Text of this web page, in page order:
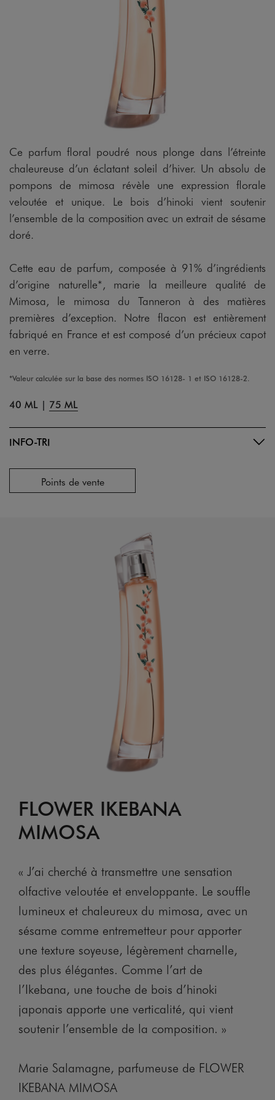
Ce parfum floral poudré nous plonge dans l’étreinte
chaleureuse d’un éclatant soleil d’hiver. Un absolu de
pompons de mimosa révèle une expression florale
veloutée et unique. Le bois d’hinoki vient soutenir
l’ensemble de la composition avec un extrait de sésame
doré.
Cette eau de parfum, composée à 91% d’ingrédients
d’origine naturelle*, marie la meilleure qualité de
Mimosa, le mimosa du Tanneron à des matières
premières d’exception. Notre flacon est entièrement
fabriqué en France et est composé d’un précieux capot
en verre.
*Valeur calculée sur la base des normes ISO 16128- 1 et ISO 16128-2.
40 ML | 75 ML
INFO-TRI
Points de vente
FLOWER IKEBANA
MIMOSA
« J’ai cherché à transmettre une sensation
olfactive veloutée et enveloppante. Le souffle
lumineux et chaleureux du mimosa, avec un
sésame comme entremetteur pour apporter
une texture soyeuse, légèrement charnelle,
des plus élégantes. Comme l’art de
l’Ikebana, une touche de bois d’hinoki
japonais apporte une verticalité, qui vient
soutenir l’ensemble de la composition. »
Marie Salamagne, parfumeuse de FLOWER
IKEBANA MIMOSA